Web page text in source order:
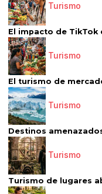
Turismo
El impacto de TikTok
Turismo
El turismo de
Turismo
Destinos
Turismo
Turismo de lugares